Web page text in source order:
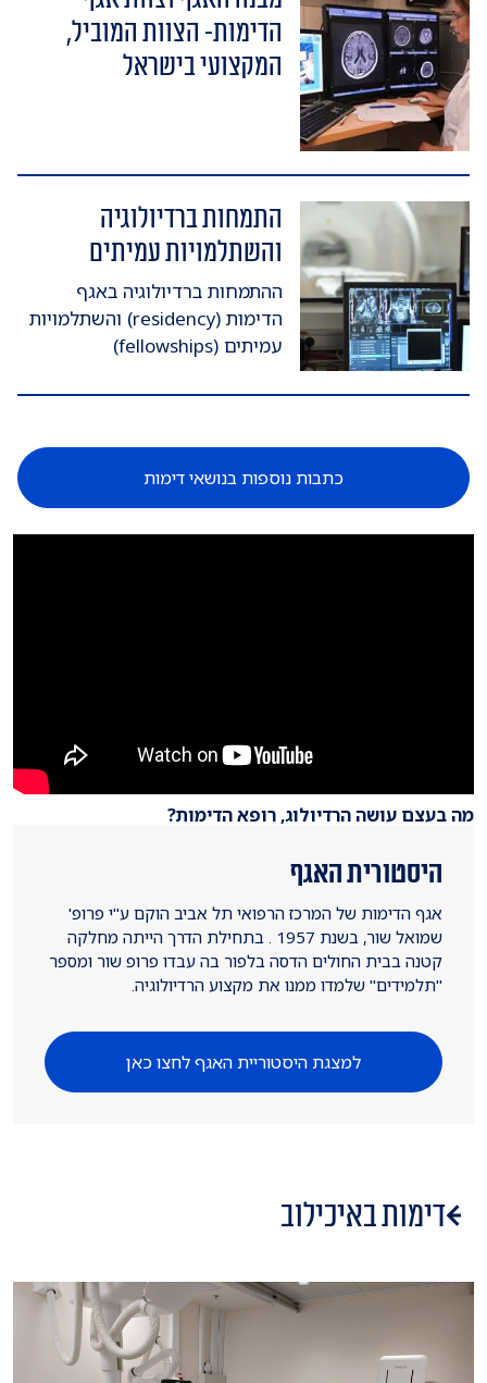
כתבות נוספות בנושאי דימות
הדימות- הצוות המוביל,
המקצועי בישראל
התמחות ברדיולוגיה
והשתלמויות עמיתים
ההתמחות ברדיולוגיה באגף
הדימות (residency) והשתלמויות
עמיתים (fellowships)
מה בעצם עושה הרדיולוג, רופא הדימות?
היסטורית האגף
אגף הדימות של המרכז הרפואי תל אביב הוקם ע"י פרופ'
שמואל שור, בשנת 1957 . בתחילת הדרך הייתה מחלקה
קטנה בבית החולים הדסה בלפור בה עבדו פרופ שור ומספר
"תלמידים" שלמדו ממנו את מקצוע הרדיולוגיה.
למצגת היסטוריית האגף לחצו כאן
דימות באיכילוב